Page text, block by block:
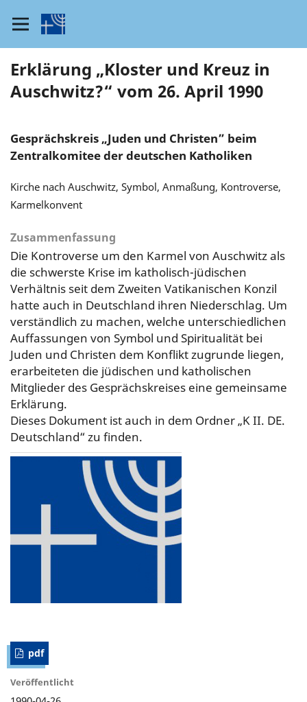
Erklärung „Kloster und Kreuz in
Auschwitz?“ vom 26. April 1990
Gesprächskreis „Juden und Christen” beim
Zentralkomitee der deutschen Katholiken
Kirche nach Auschwitz, Symbol, Anmaßung, Kontroverse,
Karmelkonvent
Zusammenfassung
Die Kontroverse um den Karmel von Auschwitz als
die schwerste Krise im katholisch-jüdischen
Verhältnis seit dem Zweiten Vatikanischen Konzil
hatte auch in Deutschland ihren Niederschlag. Um
verständlich zu machen, welche unterschiedlichen
Auffassungen von Symbol und Spiritualität bei
Juden und Christen dem Konflikt zugrunde liegen,
erarbeiteten die jüdischen und katholischen
Mitglieder des Gesprächskreises eine gemeinsame
Erklärung.
Dieses Dokument ist auch in dem Ordner „K II. DE.
Deutschland“ zu finden.
pdf
Veröffentlicht